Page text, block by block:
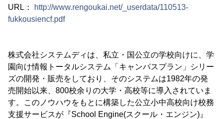
URL：
http://www.rengoukai.net/_userdata/110513-
fukkousiencf.pdf
株式会社システムディは、私立・国公立の学校向けに、学
園向け情報トータルシステム「キャンパスプラン」シリー
ズの開発・販売をしており、そのシステムは1982年の発
売開始以来、800校余りの大学・高校等に導入されていま
す。このノウハウをもとに構築した公立小中高校向け校務
支援サービスが『School Engine(スクール・エンジン)』